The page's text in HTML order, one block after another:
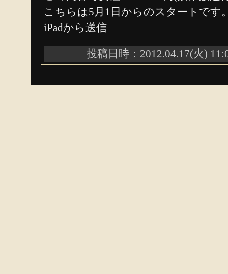
こちらは5月1日からのスタートです
iPadから送信
投稿日時：2012.04.17(火)